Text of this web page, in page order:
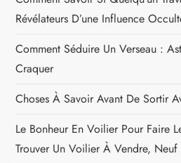
Révélateurs D’une Influence
Comment Séduire Un Verseau :
Craquer
Choses À Savoir Avant De Sortir
Le Bonheur En Voilier Pour Faire
Trouver Un Voilier À Vendre,